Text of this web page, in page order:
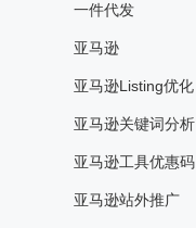
一件代发
亚马逊
亚马逊Listing优化
亚马逊关键词分析
亚马逊工具优惠码
亚马逊站外推广